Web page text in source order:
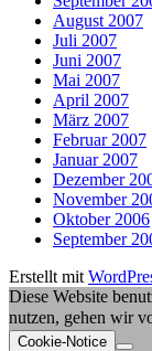
August 2007
Juli 2007
Juni 2007
Mai 2007
April 2007
März 2007
Februar 2007
Januar 2007
Dezember
November
Oktober 2006
September
Erstellt mit
Diese Website
nutzen, gehen wir
Cookie-Notice